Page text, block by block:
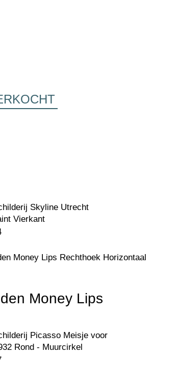
Money Lips Rechthoek Horizontaal
Money Lips
Skyline Utrecht
Vierkant
Picasso Meisje voor
Rond - Muurcirkel